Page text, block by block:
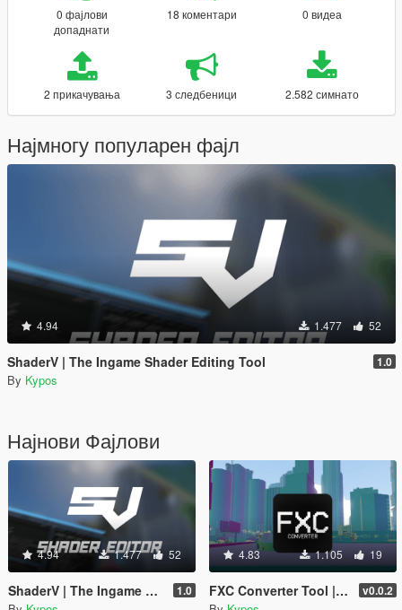
0 фајлови
допаднати
18 коментари 0 видеа
2 прикачувања 3 следбеници 2.582 симнато
Најмногу популарен фајл
4.94 1.477 52
ShaderV | The Ingame Shader Editing Tool 1.0
By Kypos
Најнови Фајлови
4.94 1.477 52
ShaderV | The Ingame Shader Editing Tool 1.0
4.83 1.105 19
FXC Converter Tool | Unpack/Repack FXC Shaders v0.0.2